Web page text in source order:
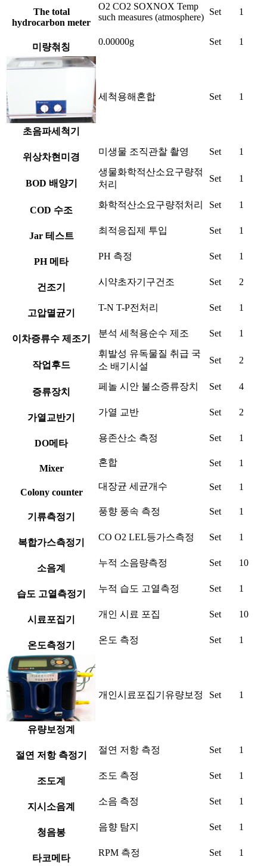
The total
hydrocarbon meter
O2 CO2 SOXNOX Temp
such measures (atmosphere)
Set 1
미량첚칭
0.00000g Set 1
초음파세척기
세척용해혼합 Set 1
위상차현미경
미생물 조직관찰 촬영 Set 1
BOD 배양기
생물화학적산소요구량젂
처리
Set 1
COD 수조
화학적산소요구량젂처리 Set 1
Jar 테스트
최적응집제 투입 Set 1
PH 메타
PH 측정 Set 1
건조기
시약초자기구건조 Set 2
고압멸균기
T-N T-P전처리 Set 1
이차증류수 제조기
분석 세척용순수 제조 Set 1
작업후드
휘발성 유독물질 취급 국
소 배기시설
Set 2
증류장치
페놀 시안 불소증류장치 Set 4
가열교반기
가열 교반 Set 2
DO메타
용존산소 측정 Set 1
Mixer
혼합 Set 1
Colony counter
대장균 세균개수 Set 1
기류측정기
풍향 풍속 측정 Set 1
복합가스측정기
CO O2 LEL등가스측정 Set 1
소음계
누적 소음량측정 Set 10
습도 고열측정기
누적 습도 고열측정 Set 1
시료포집기
개인 시료 포집 Set 10
온도측정기
온도 측정 Set 1
유량보정계
개인시료포집기유량보정 Set 1
절연 저항 측정기
절연 저항 측정 Set 1
조도계
조도 측정 Set 1
지시소음계
소음 측정 Set 1
청음봉
음향 탐지 Set 1
타코메타
RPM 측정 Set 1